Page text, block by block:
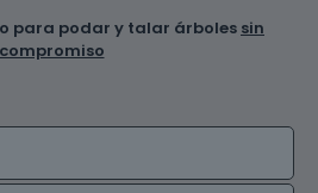
para podar y talar árboles sin
compromiso